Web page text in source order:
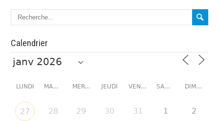
Calendrier
LUNDI MARDI MERCREDI JEUDI VENDREDI SAMEDI DIMANCHE
27 28 29 30 31 1 2